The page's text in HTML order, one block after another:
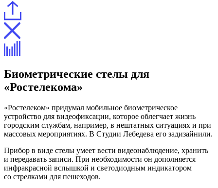
Биометрические стелы для
«Ростелекома»
«Ростелеком» придумал мобильное биометрическое
устройство для видеофиксации, которое облегчает жизнь
городским службам, например, в нештатных ситуациях и при
массовых мероприятиях. В Студии Лебедева его задизайнили.
Прибор в виде стелы умеет вести видеонаблюдение, хранить
и передавать записи. При необходимости он дополняется
инфракрасной вспышкой и светодиодным индикатором
со стрелками для пешеходов.